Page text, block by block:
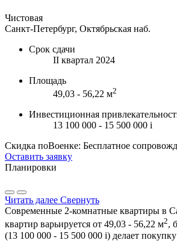
Чистовая
Санкт-Петербург, Октябрьская наб.
Срок сдачи
II квартал 2024
Площадь
49,03 - 56,22 м2
Инвестиционная
13 100 000 - 15 500 000 i
Скидка поВоенке: Бесплатное
Оставить заявку
Планировки
Читать далее Свернуть
Современные 2-комнатные квартиры в
квартир варьируется от 49,03 - 56,22 м2,
(13 100 000 - 15 500 000 i) делает